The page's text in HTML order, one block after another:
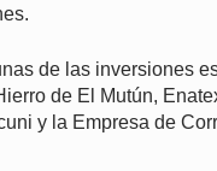
de las inversiones
de El Mutún,
y la Empresa de